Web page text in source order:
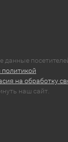
на обработку
наш сайт.